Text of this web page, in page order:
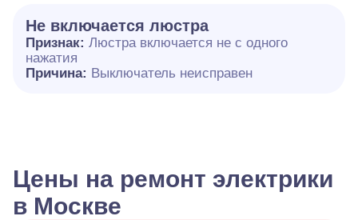
Не включается люстра
Признак: Люстра включается не с одного
нажатия
Причина: Выключатель неисправен
Цены на ремонт электрики
в Москве